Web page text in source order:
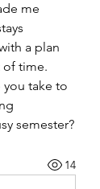
me
a plan
time.
take to
semester?
14